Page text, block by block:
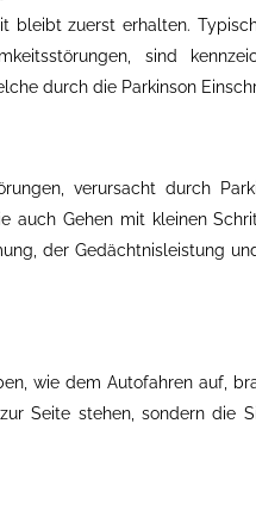
zuerst erhalten.
sind
durch die Parkinson
verursacht durch
Gehen mit kleinen
der Gedächtnisleistung
wie dem Autofahren auf,
Seite stehen, sondern die